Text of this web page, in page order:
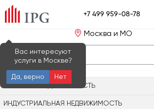
+7 499 959-08-78
Москва и МО
Вас интересуют
услуги в Москве?
Да, верно
Нет
ОФИСНАЯ НЕДВИЖИМОСТЬ
ИНДУСТРИАЛЬНАЯ НЕДВИЖИМОСТЬ